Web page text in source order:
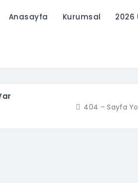
Anasayfa Kurumsal 2026
404 – Sayfa